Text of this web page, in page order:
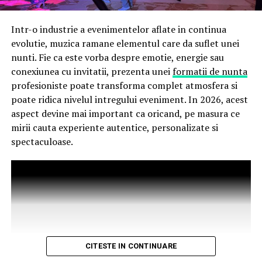
Partener media principal
:VIRGIN RADIO ROMANIA
Parteneri media:CineFan,News.ro,Zile și Nopți
Cinemap, Revista FILM,Playtech,Happ.ro,Cinefilia
Daily Magazine,Filme-carti,MovieNews,The
Movienator,Munteanu.
vor primi un premiu garantat din partea Avon.
Până pe 23 februarie, toți spectatorii din țară care și-au
cumpărat bilet la filmul „În pielea mea” se pot înscrie în
cursa pentru un iPhone 17 Pro Max, încărcând dovada
achiziției biletului la cinema înformularul dedicat
concursului, premiul fiind oferit prin tragere la sorți pe
24 februarie.
După proiecțiile speciale din Arad, Timișoara, Alba Iulia,
Sibiu, Brașov, Cluj-Napoca, Baia Mare, Oradea, cu săli
spectatorii curioși și încântați de poveste și de
prestațiile actorilor, caravana„În pielea mea”continuă
11 februarieva avea loc proiecția specială„În pielea
de laCinema City din City Park Constanța
Intr-o industrie a evenimentelor aflate in continua
evolutie, muzica ramane elementul care da suflet unei
nunti. Fie ca este vorba despre emotie, energie sau
conexiunea cu invitatii, prezenta uneiformatii de nunta
profesioniste poate transforma complet atmosfera si
poate ridica nivelul intregului eveniment. In 2026, acest
aspect devine mai important ca oricand, pe masura ce
mirii cauta experiente autentice, personalizate si
spectaculoase.
CITESTE IN CONTINUARE